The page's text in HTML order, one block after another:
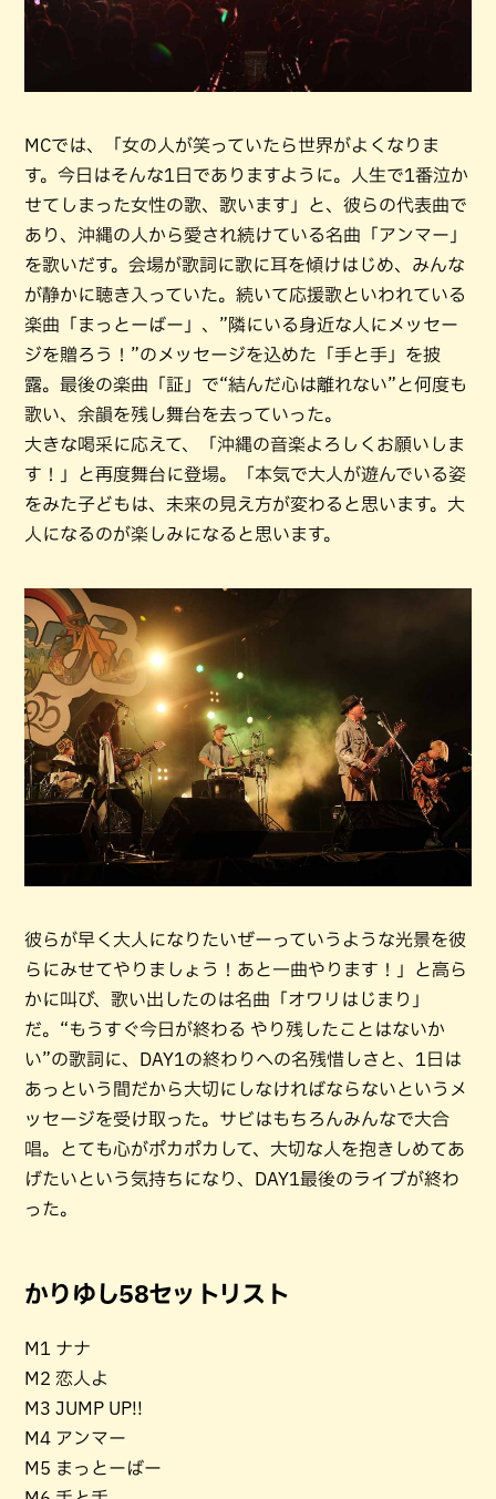
MCでは、「女の人が笑っていたら世界がよくなりま
す。今日はそんな1日でありますように。人生で1番泣か
せてしまった女性の歌、歌います」と、彼らの代表曲で
あり、沖縄の人から愛され続けている名曲「アンマー」
を歌いだす。会場が歌詞に歌に耳を傾けはじめ、みんな
が静かに聴き入っていた。続いて応援歌といわれている
楽曲「まっとーばー」、”隣にいる身近な人にメッセー
ジを贈ろう！”のメッセージを込めた「手と手」を披
露。最後の楽曲「証」で“結んだ心は離れない”と何度も
歌い、余韻を残し舞台を去っていった。
大きな喝采に応えて、「沖縄の音楽よろしくお願いしま
す！」と再度舞台に登場。「本気で大人が遊んでいる姿
をみた子どもは、未来の見え方が変わると思います。大
人になるのが楽しみになると思います。
彼らが早く大人になりたいぜーっていうような光景を彼
らにみせてやりましょう！あと一曲やります！」と高ら
かに叫び、歌い出したのは名曲「オワリはじまり」
だ。“もうすぐ今日が終わる やり残したことはないか
い”の歌詞に、DAY1の終わりへの名残惜しさと、1日は
あっという間だから大切にしなければならないというメ
ッセージを受け取った。サビはもちろんみんなで大合
唱。とても心がポカポカして、大切な人を抱きしめてあ
げたいという気持ちになり、DAY1最後のライブが終わ
った。
かりゆし58セットリスト
M1 ナナ
M2 恋人よ
M3 JUMP UP!!
M4 アンマー
M5 まっとーばー